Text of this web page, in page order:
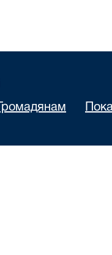
Громадянам